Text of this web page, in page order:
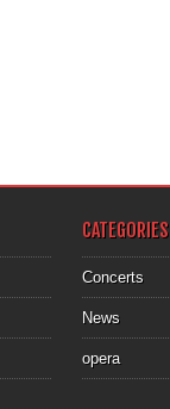
CATEGORIES
Concerts
News
opera